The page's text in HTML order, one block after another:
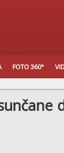
FOTO 360°